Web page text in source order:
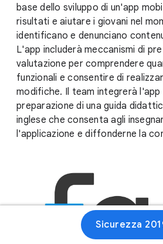
base dello sviluppo di un'app
risultati e aiutare i giovani nel
identificano e denunciano
L'app includerà meccanismi di
valutazione per comprendere
funzionali e consentire di
modifiche. Il team integrerà l'app
preparazione di una guida
inglese che consenta agli
l'applicazione e diffonderne la
Sicurezza